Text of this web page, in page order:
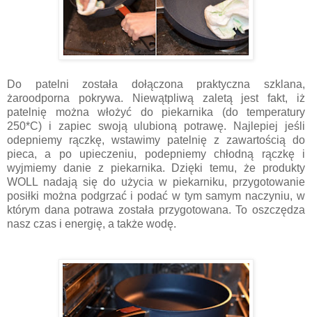
Do patelni została dołączona praktyczna szklana,
żaroodporna pokrywa.
Niewątpliwą zaletą jest fakt, iż
patelnię można włożyć do piekarnika (do temperatury
250*C) i zapiec swoją ulubioną potrawę. Najlepiej jeśli
odepniemy rączkę, wstawimy patelnię z zawartością do
pieca, a po upieczeniu, podepniemy chłodną rączkę i
wyjmiemy danie z piekarnika. Dzięki temu, że produkty
WOLL nadają się do użycia w piekarniku, przygotowanie
posiłki można podgrzać i podać w tym samym naczyniu, w
którym dana potrawa została przygotowana. To oszczędza
nasz czas i energię, a także wodę.